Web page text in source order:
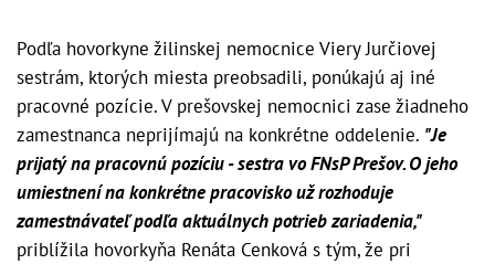
Podľa hovorkyne žilinskej nemocnice Viery Jurčiovej
sestrám, ktorých miesta preobsadili, ponúkajú aj iné
pracovné pozície. V prešovskej nemocnici zase žiadneho
zamestnanca neprijímajú na konkrétne oddelenie. "Je
prijatý na pracovnú pozíciu - sestra vo FNsP Prešov. O jeho
umiestnení na konkrétne pracovisko už rozhoduje
zamestnávateľ podľa aktuálnych potrieb zariadenia,"
priblížila hovorkyňa Renáta Cenková s tým, že pri